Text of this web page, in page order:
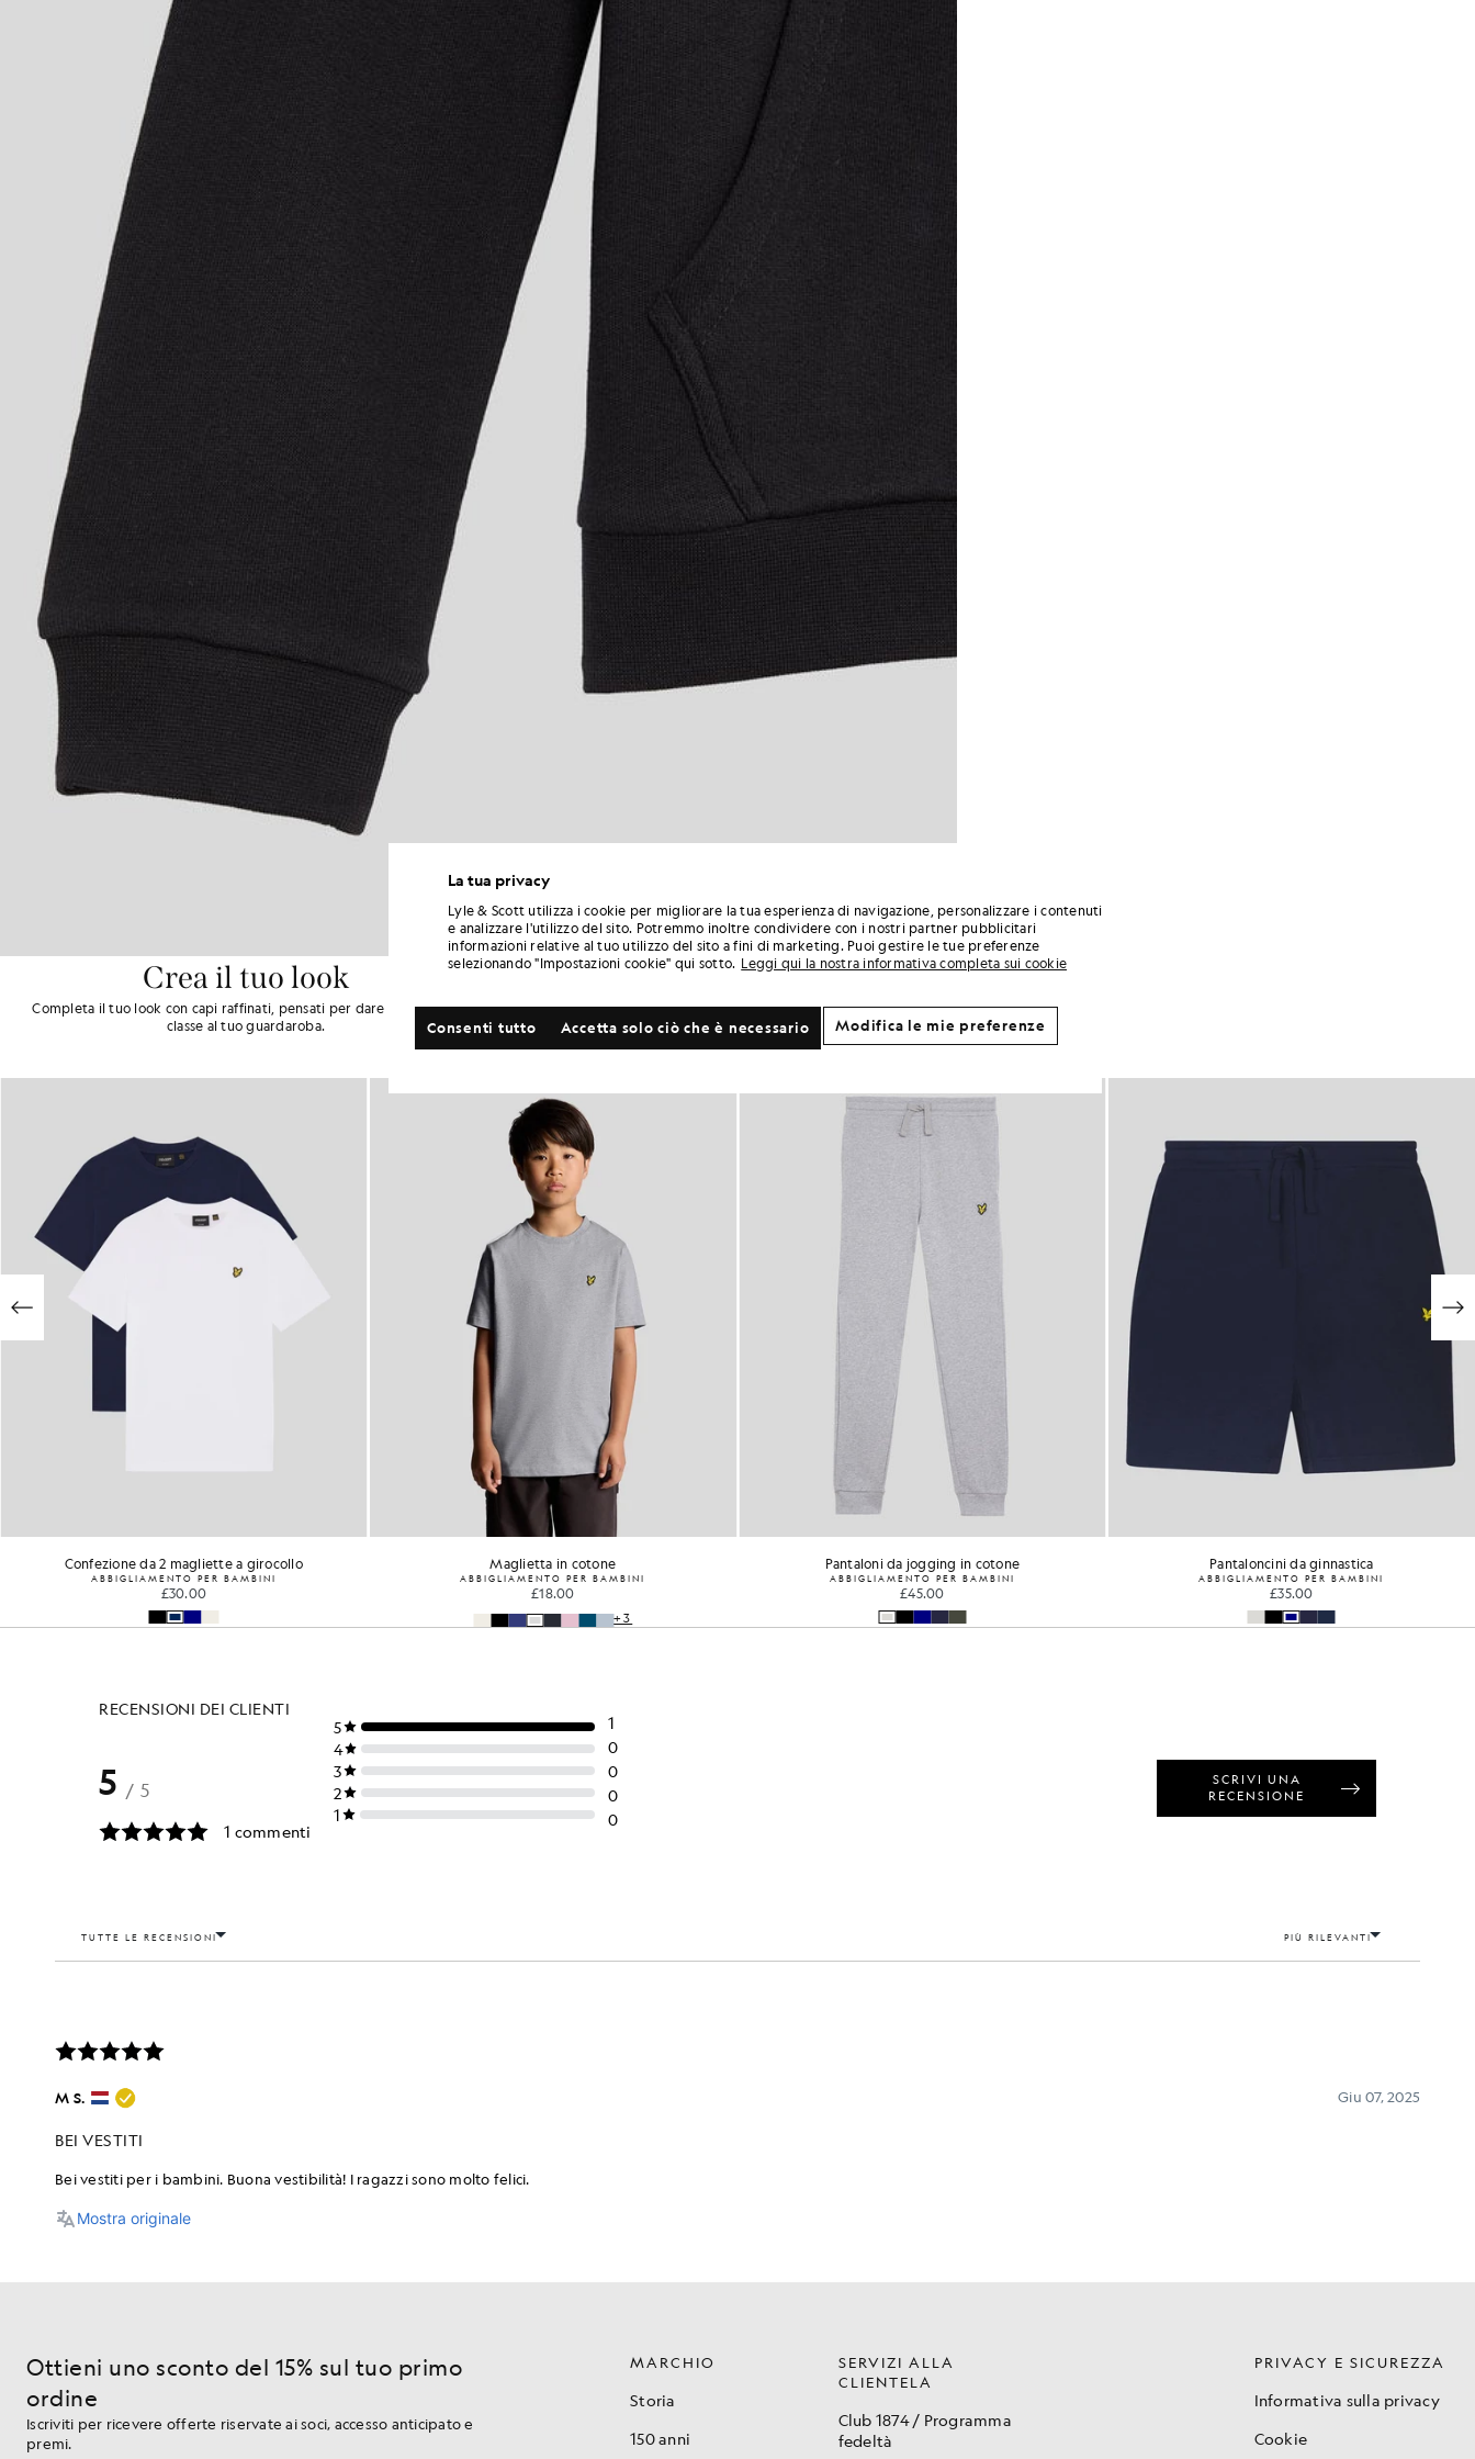
Crea il tuo look
Completa il tuo look con capi raffinati, pensati per dare un tocco di
classe al tuo guardaroba.
Confezione da 2 magliette a girocollo
ABBIGLIAMENTO PER BAMBINI
£30.00
Maglietta in cotone
ABBIGLIAMENTO PER BAMBINI
£18.00
+3
Pantaloni da jogging in cotone
ABBIGLIAMENTO PER BAMBINI
£45.00
Pantaloncini da ginnastica
ABBIGLIAMENTO PER BAMBINI
£35.00
Ottieni uno sconto del 15% sul tuo primo
ordine
Iscriviti per ricevere offerte riservate ai soci, accesso anticipato e
premi.
MARCHIO
Storia
150 anni
SERVIZI ALLA
CLIENTELA
Club 1874 / Programma
fedeltà
PRIVACY E SICUREZZA
Informativa sulla privacy
Cookie
La tua privacy
Lyle & Scott utilizza i cookie per migliorare la tua esperienza di navigazione, personalizzare i contenuti
e analizzare l'utilizzo del sito. Potremmo inoltre condividere con i nostri partner pubblicitari
informazioni relative al tuo utilizzo del sito a fini di marketing. Puoi gestire le tue preferenze
selezionando "Impostazioni cookie" qui sotto. Leggi qui la nostra informativa completa sui cookie
Accetta solo ciò che è necessario
Consenti tutto Modifica le mie preferenze